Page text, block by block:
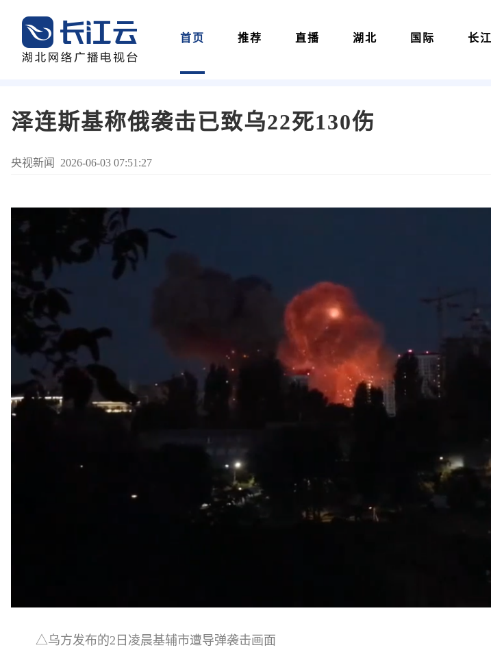
首页 推荐 直播 湖北 国际 长
泽连斯基称俄袭击已致乌22死130伤
央视新闻 2026-06-03 07:51:27
△乌方发布的2日凌晨基辅市遭导弹袭击画面